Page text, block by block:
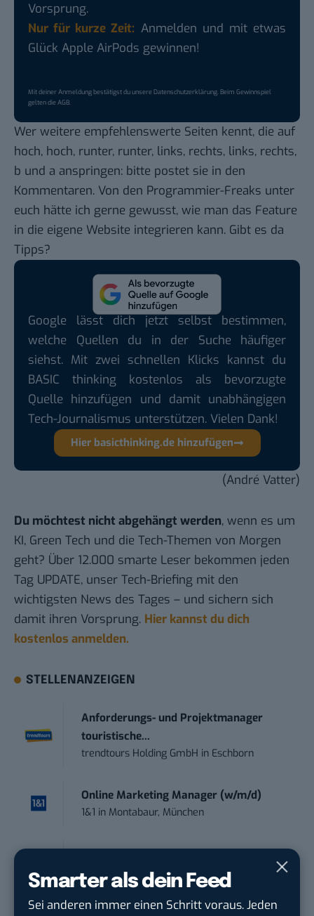
Smarter als dein Feed
Sei anderen immer einen Schritt voraus. Jeden
Vorsprung.
Nur für kurze Zeit: Anmelden und mit etwas
Glück Apple AirPods gewinnen!
Mit deiner Anmeldung bestätigst du unsere Datenschutzerklärung. Beim Gewinnspiel
gelten dieAGB.
Wer weitere empfehlenswerte Seiten kennt, die auf
hoch, hoch, runter, runter, links, rechts, links, rechts,
b und a anspringen: bitte postet sie in den
Kommentaren. Von den Programmier-Freaks unter
euch hätte ich gerne gewusst, wie man das Feature
in die eigene Website integrieren kann. Gibt es da
Tipps?
Google lässt dich jetzt selbst bestimmen,
welche Quellen du in der Suche häufiger
siehst. Mit zwei schnellen Klicks kannst du
BASIC thinking kostenlos als bevorzugte
Quelle hinzufügen und damit unabhängigen
Tech-Journalismus unterstützen. Vielen Dank!
Hier basicthinking.de hinzufügen
(André Vatter)
Du möchtest nicht abgehängt werden, wenn es um
KI, Green Tech und die Tech-Themen von Morgen
geht? Über 12.000 smarte Leser bekommen jeden
Tag UPDATE, unser Tech-Briefing mit den
wichtigsten News des Tages – und sichern sich
damit ihren Vorsprung. Hier kannst du dich
kostenlos anmelden.
STELLENANZEIGEN
Anforderungs- und Projektmanager
touristische...
trendtours Holding GmbH in Eschborn
Online Marketing Manager (w/m/d)
1&1 in Montabaur, München
Manag...
FEINMETALL GmbHin Herrenberg bei
Stuttgart